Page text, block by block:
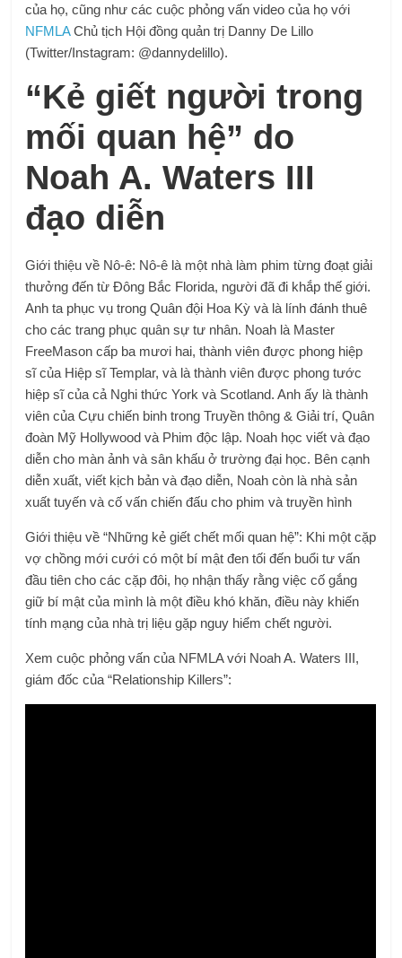
của họ, cũng như các cuộc phỏng vấn video của họ với
NFMLAChủ tịch Hội đồng quản trị Danny De Lillo
(Twitter/Instagram: @dannydelillo).
“Kẻ giết người trong
mối quan hệ” do
Noah A. Waters III
đạo diễn
Giới thiệu về Nô-ê: Nô-ê là một nhà làm phim từng đoạt giải
thưởng đến từ Đông Bắc Florida, người đã đi khắp thế giới.
Anh ta phục vụ trong Quân đội Hoa Kỳ và là lính đánh thuê
cho các trang phục quân sự tư nhân. Noah là Master
FreeMason cấp ba mươi hai, thành viên được phong hiệp
sĩ của Hiệp sĩ Templar, và là thành viên được phong tước
hiệp sĩ của cả Nghi thức York và Scotland. Anh ấy là thành
viên của Cựu chiến binh trong Truyền thông & Giải trí, Quân
đoàn Mỹ Hollywood và Phim độc lập. Noah học viết và đạo
diễn cho màn ảnh và sân khấu ở trường đại học. Bên cạnh
diễn xuất, viết kịch bản và đạo diễn, Noah còn là nhà sản
xuất tuyến và cố vấn chiến đấu cho phim và truyền hình
Giới thiệu về “Những kẻ giết chết mối quan hệ”: Khi một cặp
vợ chồng mới cưới có một bí mật đen tối đến buổi tư vấn
đầu tiên cho các cặp đôi, họ nhận thấy rằng việc cố gắng
giữ bí mật của mình là một điều khó khăn, điều này khiến
tính mạng của nhà trị liệu gặp nguy hiểm chết người.
Xem cuộc phỏng vấn của NFMLA với Noah A. Waters III,
giám đốc của “Relationship Killers”: